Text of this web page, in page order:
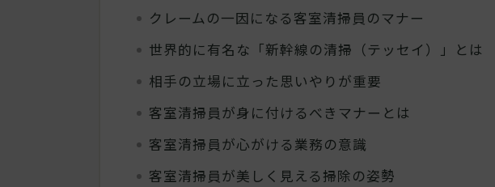
クレームの一因になる客室清掃員のマナー
世界的に有名な「新幹線の清掃（テッセイ）」とは
相手の立場に立った思いやりが重要
客室清掃員が身に付けるべきマナーとは
客室清掃員が心がける業務の意識
客室清掃員が美しく見える掃除の姿勢